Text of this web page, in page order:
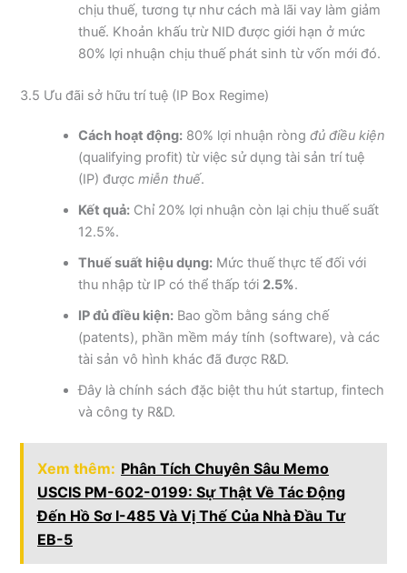
chịu thuế, tương tự như cách mà lãi vay làm giảm
thuế. Khoản khấu trừ NID được giới hạn ở mức
80% lợi nhuận chịu thuế phát sinh từ vốn mới đó.
3.5 Ưu đãi sở hữu trí tuệ (IP Box Regime)
Cách hoạt động: 80% lợi nhuận ròngđủ điều kiện
(qualifying profit) từ việc sử dụng tài sản trí tuệ
(IP) đượcmiễn thuế.
Kết quả: Chỉ 20% lợi nhuận còn lại chịu thuế suất
12.5%.
Thuế suất hiệu dụng: Mức thuế thực tế đối với
thu nhập từ IP có thể thấp tới 2.5%.
IP đủ điều kiện: Bao gồm bằng sáng chế
(patents), phần mềm máy tính (software), và các
tài sản vô hình khác đã được R&D.
Đây là chính sách đặc biệt thu hút startup, fintech
và công ty R&D.
Xem thêm: Phân Tích Chuyên Sâu Memo
USCIS PM-602-0199: Sự Thật Về Tác Động
Đến Hồ Sơ I-485 Và Vị Thế Của Nhà Đầu Tư
EB-5